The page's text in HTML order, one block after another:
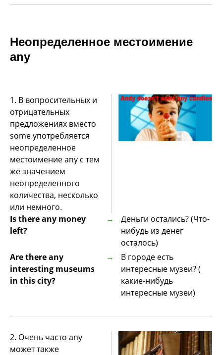
Неопределенное местоимение
аny
1. В вопросительных и
отрицательных
предложениях вместо
some употребляется
неопределенное
местоимение any с тем
же значением
неопределенного
количества, несколько
или немного.
Is there any money
left?
Деньги остались? (Что-
нибудь из денег
осталось)
Are there any
interesting museums
in this city?
В городе есть
интересные музеи? (
какие-нибудь
интересные музеи)
2. Очень часто any
может также